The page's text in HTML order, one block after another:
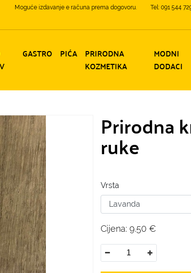
Moguće izdavanje e računa prema dogovoru. Tel: 091 544
GASTRO PIĆA PRIRODNA
KOZMETIKA
MODNI
DODACI
Prirodna
ruke
Vrsta
Cijena: 9.50 €